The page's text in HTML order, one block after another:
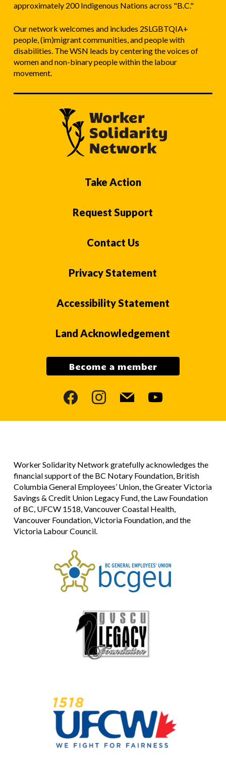
approximately 200 Indigenous Nations across "B.C."
Our network welcomes and includes 2SLGBTQIA+
people, (im)migrant communities, and people with
disabilities. The WSN leads by centering the voices of
women and non-binary people within the labour
movement.
Take Action
Request Support
Contact Us
Privacy Statement
Accessibility Statement
Land Acknowledgement
Become a member
facebookinstagram
mail youtube
Worker Solidarity Network gratefully acknowledges the
financial support of the BC Notary Foundation, British
Columbia General Employees’ Union, the Greater Victoria
Savings & Credit Union Legacy Fund, the Law Foundation
of BC, UFCW 1518, Vancouver Coastal Health,
Vancouver Foundation, Victoria Foundation, and the
Victoria Labour Council.